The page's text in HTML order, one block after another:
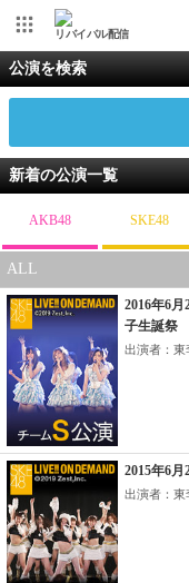
リバイバル配信
公演を検索
新着の公演一覧
AKB48 SKE48
ALL
2016年6
子生誕祭
出演者：東
2015年6
出演者：東